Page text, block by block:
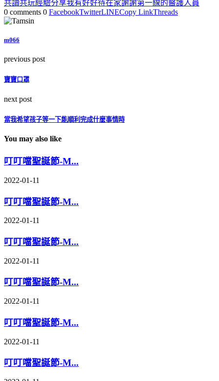
共讀共玩經驗分享我有好好待在家謝謝第一線的醫護人員
0 comments 0 FacebookTwitterLINECopy LinkThreads
m066
previous post
寶寶口罩
next post
當我希望孩子等一下能順利完成什麼事情時
You may also like
叮叮噹聖誕節-M...
2022-01-11
叮叮噹聖誕節-M...
2022-01-11
叮叮噹聖誕節-M...
2022-01-11
叮叮噹聖誕節-M...
2022-01-11
叮叮噹聖誕節-M...
2022-01-11
叮叮噹聖誕節-M...